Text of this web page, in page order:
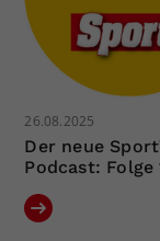
26.08.2025
Der neue
Podcast: Folge